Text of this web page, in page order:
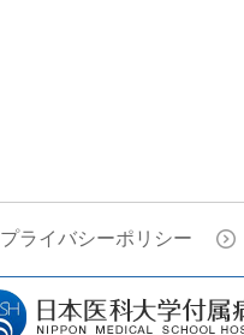
プライバシーポリシー